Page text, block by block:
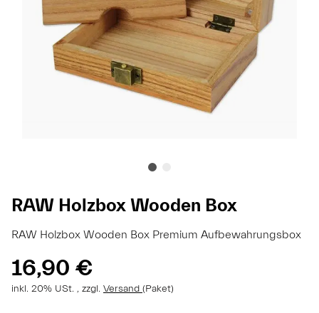
RAW Holzbox Wooden Box
RAW Holzbox Wooden Box Premium Aufbewahrungsbox
16,90 €
inkl. 20% USt. , zzgl. Versand (Paket)